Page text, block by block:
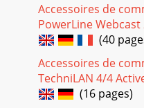
Accessoires de
PowerLine
(40
Accessoires de
TechniLAN 4/4
(16 pages)